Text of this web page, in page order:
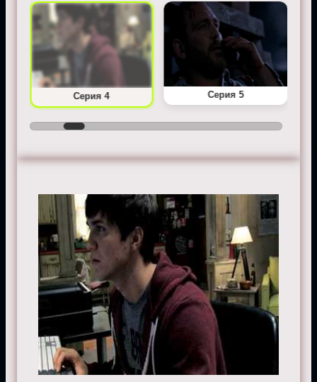
Серия 4 Серия 5